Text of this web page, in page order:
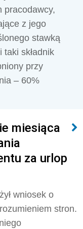
pracodawcy,
z jego
stawką
składnik
przy
– 60%
miesiąca
za urlop
wniosek o
stron.